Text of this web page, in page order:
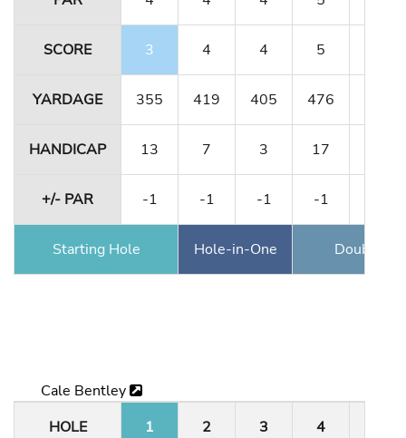
SCORE 3 4 4 5
YARDAGE 355 419 405 476
HANDICAP 13 7 3 17
+/- PAR -1 -1 -1 -1
Starting Hole Hole-in-One Double
Cale Bentley
HOLE
1 2 3 4